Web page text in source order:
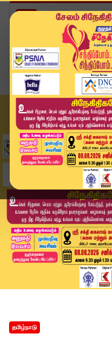
Home
தமிழ்நாடு
கரை ஒதுங்கிய
தமிழ்நாடு